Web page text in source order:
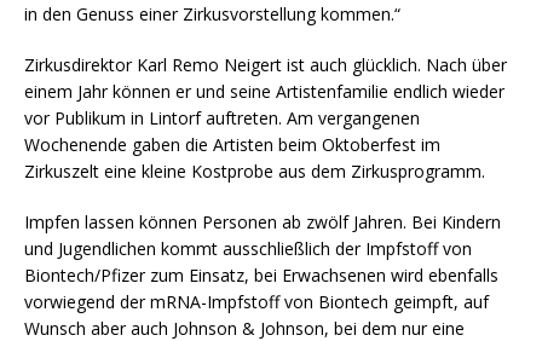
in den Genuss einer Zirkusvorstellung kommen.“
Zirkusdirektor Karl Remo Neigert ist auch glücklich. Nach über
einem Jahr können er und seine Artistenfamilie endlich wieder
vor Publikum in Lintorf auftreten. Am vergangenen
Wochenende gaben die Artisten beim Oktoberfest im
Zirkuszelt eine kleine Kostprobe aus dem Zirkusprogramm.
Impfen lassen können Personen ab zwölf Jahren. Bei Kindern
und Jugendlichen kommt ausschließlich der Impfstoff von
Biontech/Pfizer zum Einsatz, bei Erwachsenen wird ebenfalls
vorwiegend der mRNA-Impfstoff von Biontech geimpft, auf
Wunsch aber auch Johnson & Johnson, bei dem nur eine